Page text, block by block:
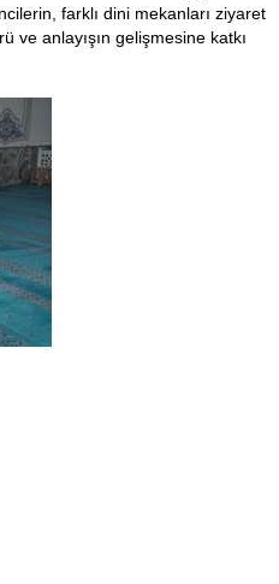
farklı dini mekanları ziyaret
ve anlayışın gelişmesine katkı